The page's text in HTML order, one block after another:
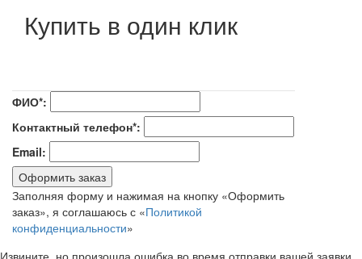
Купить в один клик
ФИО*:
Контактный телефон*:
Email:
Оформить заказ
Заполняя форму и нажимая на кнопку «Оформить
заказ», я соглашаюсь с «Политикой
конфиденциальности»